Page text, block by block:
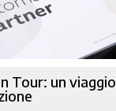
Tour: un viaggio